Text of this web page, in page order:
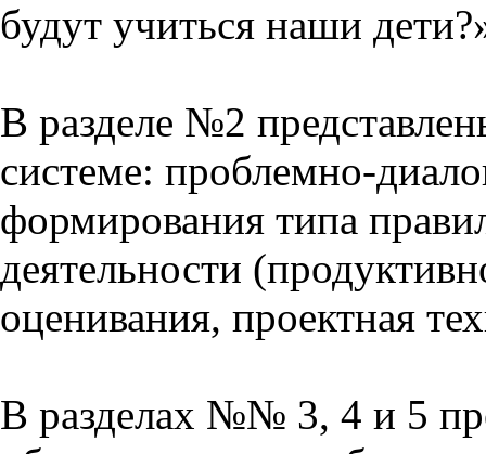
будут учиться наши
В разделе №2
системе: проблемно-
формирования типа
деятельности
оценивания, проектная
В разделах №№ 3, 4 и 5